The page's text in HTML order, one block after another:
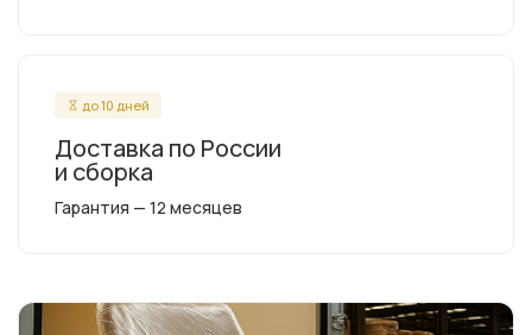
до 10 дней
Доставка по России
и сборка
Гарантия — 12 месяцев